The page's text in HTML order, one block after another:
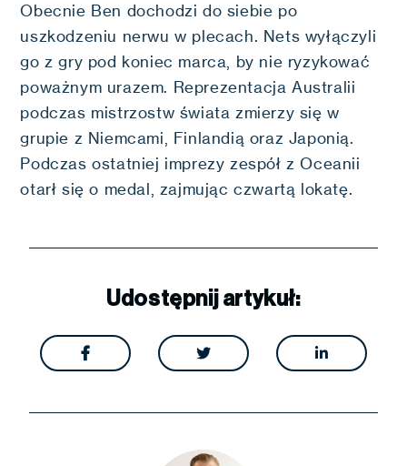
Obecnie Ben dochodzi do siebie po
uszkodzeniu nerwu w plecach. Nets wyłączyli
go z gry pod koniec marca, by nie ryzykować
poważnym urazem. Reprezentacja Australii
podczas mistrzostw świata zmierzy się w
grupie z Niemcami, Finlandią oraz Japonią.
Podczas ostatniej imprezy zespół z Oceanii
otarł się o medal, zajmując czwartą lokatę.
Udostępnij artykuł:
  